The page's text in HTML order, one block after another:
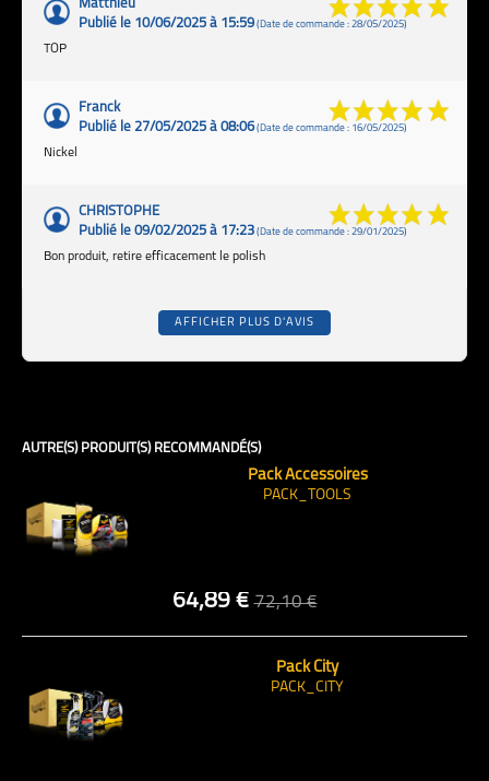
Matthieu
Publié le 10/06/2025 à 15:59(Date de commande : 28/05/2025)
TOP
Franck
Publié le 27/05/2025 à 08:06(Date de commande : 16/05/2025)
Nickel
CHRISTOPHE
Publié le 09/02/2025 à 17:23(Date de commande : 29/01/2025)
Bon produit, retire efficacement le polish
AFFICHER PLUS D'AVIS
AUTRE(S) PRODUIT(S) RECOMMANDÉ(S)
Pack Accessoires
PACK_TOOLS
64,89 €72,10 €
Pack City
PACK_CITY